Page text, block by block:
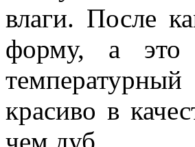
влаги. После
форму, а это
красиво в